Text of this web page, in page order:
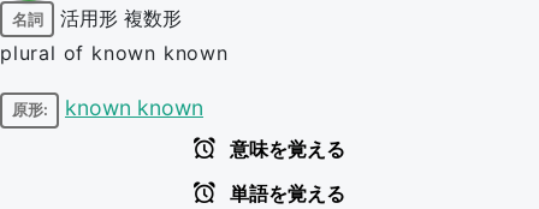
名詞 活用形 複数形
plural of known known
原形: known known
意味を覚える
単語を覚える